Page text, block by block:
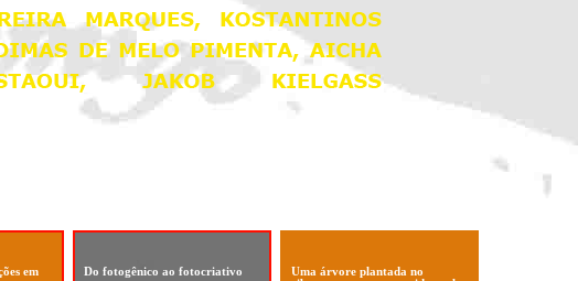
em
Do fotogênico ao fotocriativo
Uma árvore plantada no